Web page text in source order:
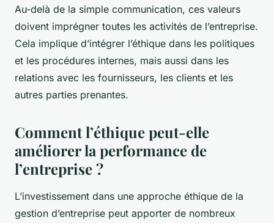
Au-delà de la simple communication, ces valeurs
doivent imprégner toutes les activités de l’entreprise.
Cela implique d’intégrer l’éthique dans les politiques
et les procédures internes, mais aussi dans les
relations avec les fournisseurs, les clients et les
autres parties prenantes.
Comment l’éthique peut-elle
améliorer la performance de
l’entreprise ?
L’investissement dans une approche éthique de la
gestion d’entreprise peut apporter de nombreux